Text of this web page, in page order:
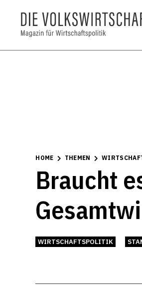
HOME THEMEN
Braucht
WIRTSCHAFTSPOLITIK